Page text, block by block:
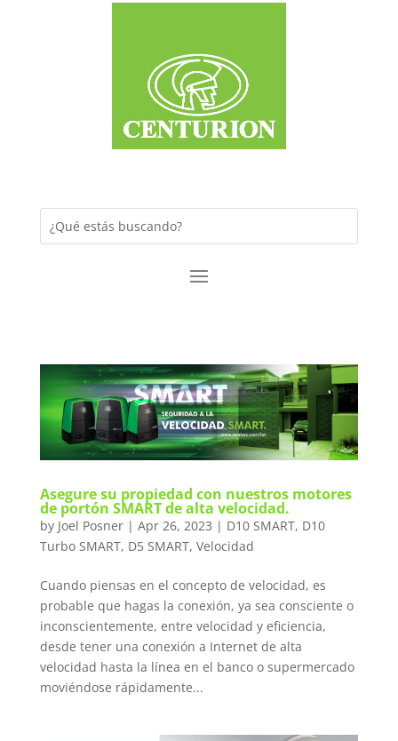
Asegure su propiedad con nuestros motores
de portón SMART de alta velocidad.
by Joel Posner| Apr 26, 2023 | D10 SMART, D10
Turbo SMART, D5 SMART, Velocidad
Cuando piensas en el concepto de velocidad, es
probable que hagas la conexión, ya sea consciente o
inconscientemente, entre velocidad y eficiencia,
desde tener una conexión a Internet de alta
velocidad hasta la línea en el banco o supermercado
moviéndose rápidamente...